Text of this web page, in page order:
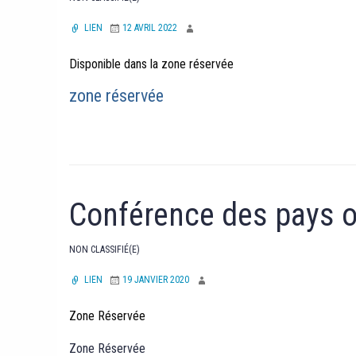
LIEN 12 AVRIL 2022
Disponible dans la zone réservée
zone réservée
Conférence des pays
NON CLASSIFIÉ(E)
LIEN 19 JANVIER 2020
Zone Réservée
Zone Réservée